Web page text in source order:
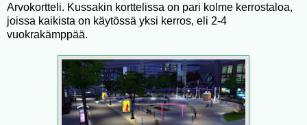
Arvokortteli. Kussakin korttelissa on pari kolme kerrostaloa,
joissa kaikista on käytössä yksi kerros, eli 2-4
vuokrakämppää.